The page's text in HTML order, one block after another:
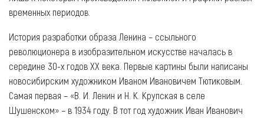
временных периодов.
История разработки образа Ленина – ссыльного
революционера в изобразительном искусстве началась в
середине 30-х годов XX века. Первые картины были написаны
новосибирским художником Иваном Ивановичем Тютиковым.
Самая первая – «В. И. Ленин и Н. К. Крупская в селе
Шушенском» – в 1934 году. В тот год художник Иван Иванович